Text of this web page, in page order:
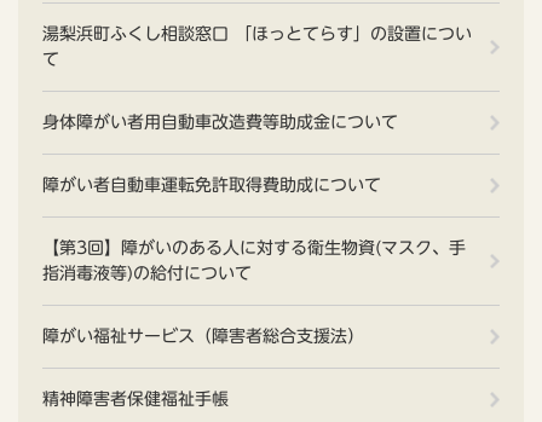
湯梨浜町ふくし相談窓口 「ほっとてらす」の設置につい
て
身体障がい者用自動車改造費等助成金について
障がい者自動車運転免許取得費助成について
【第3回】障がいのある人に対する衛生物資(マスク、手
指消毒液等)の給付について
障がい福祉サービス（障害者総合支援法）
精神障害者保健福祉手帳